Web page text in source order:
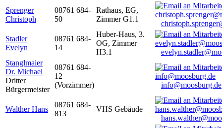
Sprenger
Christoph
08761 684-
50
Rathaus, EG,
Zimmer G1.1
Stadler
Evelyn
08761 684-
14
Huber-Haus, 3.
OG, Zimmer
H3.1
Stanglmaier
Dr. Michael
Dritter
Bürgermeister
08761 684-
12
(Vorzimmer)
info@moosburg.de
Walther Hans
08761 684-
813
VHS Gebäude